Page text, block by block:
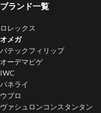
ブランド一覧
ロレックス
オメガ
パテックフィリップ
オーデマピゲ
IWC
パネライ
ウブロ
ヴァシュロンコンスタンタン